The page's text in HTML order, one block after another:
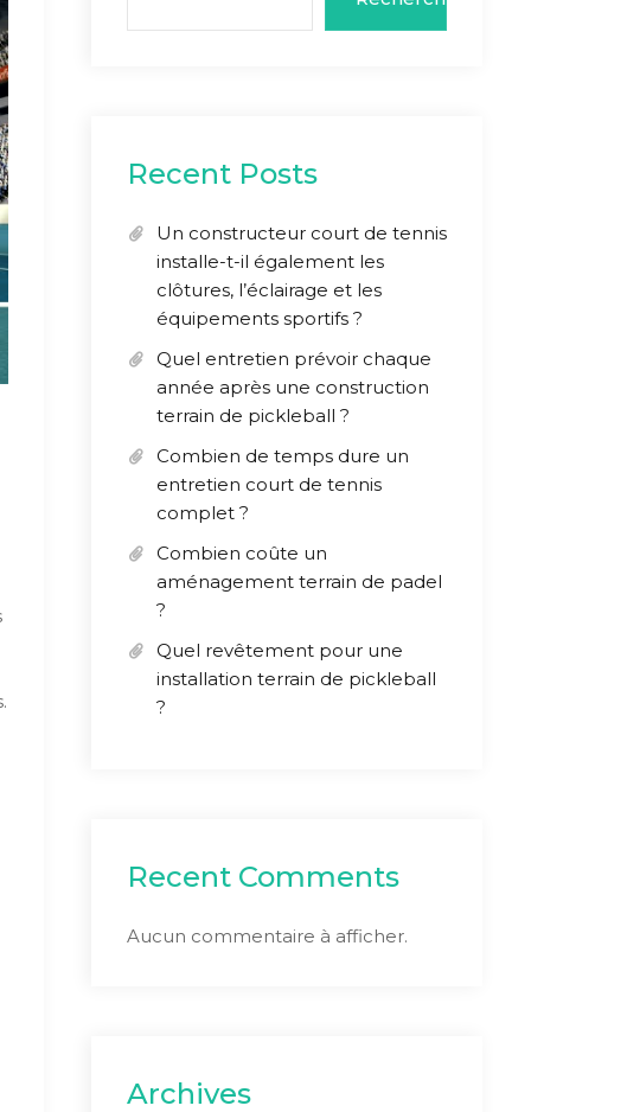
Recent Posts
Un constructeur court de tennis
installe-t-il également les
clôtures, l’éclairage et les
équipements sportifs ?
Quel entretien prévoir chaque
année après une construction
terrain de pickleball ?
Combien de temps dure un
entretien court de tennis
complet ?
Combien coûte un
aménagement terrain de padel
?
Quel revêtement pour une
installation terrain de pickleball
?
Recent Comments
Aucun commentaire à afficher.
Archives